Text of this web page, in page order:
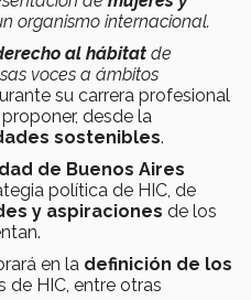
organismo internacional.
al hábitat de
voces a ámbitos
su carrera profesional
desde la
sostenibles.
de Buenos Aires
política de HIC, de
y aspiraciones de los
en la definición de los
de HIC, entre otras